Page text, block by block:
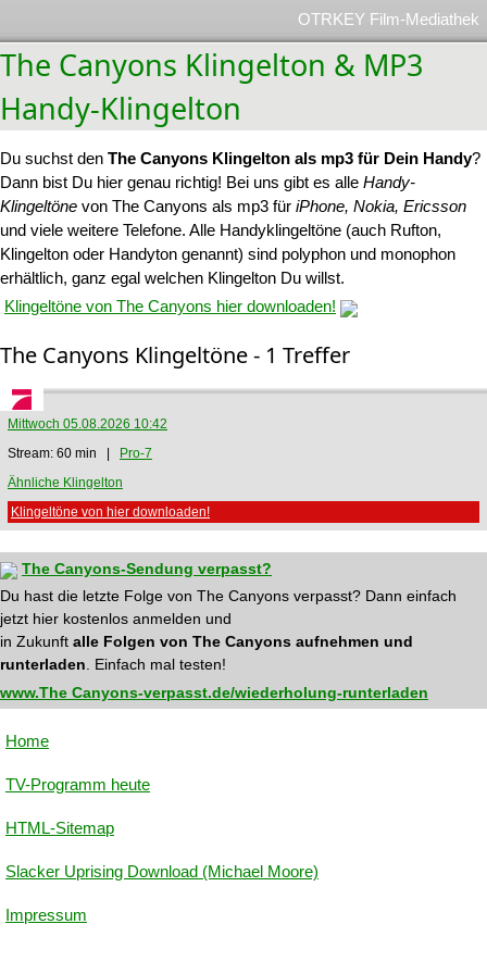
OTRKEY Film-Mediathek
The Canyons Klingelton & MP3
Handy-Klingelton
Du suchst den The Canyons Klingelton als mp3 für Dein Handy?
Dann bist Du hier genau richtig! Bei uns gibt es alle Handy-
Klingeltöne von The Canyons als mp3 für iPhone, Nokia, Ericsson
und viele weitere Telefone. Alle Handyklingeltöne (auch Rufton,
Klingelton oder Handyton genannt) sind polyphon und monophon
erhältlich, ganz egal welchen Klingelton Du willst.
Klingeltöne von The Canyons hier downloaden!
The Canyons Klingeltöne - 1 Treffer
Mittwoch 05.08.2026 10:42
Stream: 60 min |
Pro-7
Ähnliche Klingelton
Klingeltöne von hier downloaden!
The Canyons-Sendung verpasst?
Du hast die letzte Folge von The Canyons verpasst? Dann einfach
jetzt hier kostenlos anmelden und
in Zukunft alle Folgen von The Canyons aufnehmen und
runterladen . Einfach mal testen!
www.The Canyons-verpasst.de/wiederholung-runterladen
Home
TV-Programm heute
HTML-Sitemap
Slacker Uprising Download (Michael Moore)
Impressum